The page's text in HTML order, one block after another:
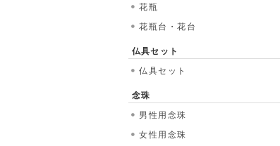
花瓶
花瓶台・花台
仏具セット
仏具セット
念珠
男性用念珠
女性用念珠